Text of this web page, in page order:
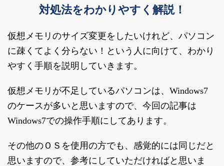
対処法をわかりやすく解説！
仮想メモリのサイズ変更をしたいけれど、パソコン
に疎くてよく分らない！という人に向けて、わかり
やすく手順を説明していきます。
仮想メモリが不足しているパソコンは、Windows7
のケースが多いと思いますので、今回の記事は
Windows7での操作手順にしてあります。
その他のＯＳを使用の方でも、感覚的には同じだと
思いますので、参考にしていただければと思いま